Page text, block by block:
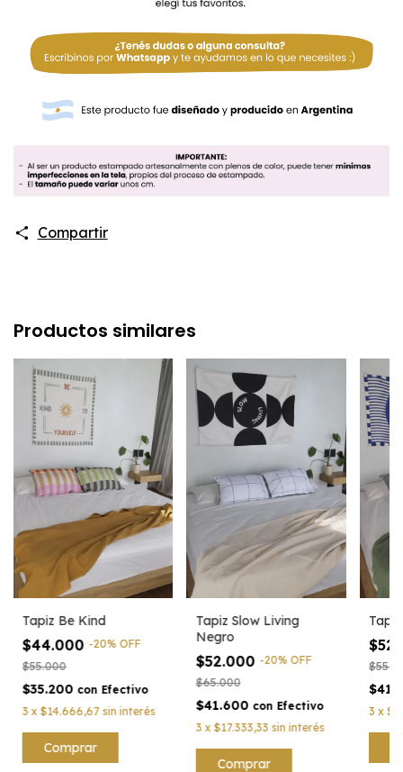
Compartir
Productos similares
Tapiz Be Kind
$44.000 -20% OFF
$55.000
$35.200 con Efectivo
3 x$14.666,67 sin interés
Tapiz Slow Living
Negro
$52.000 -20% OFF
$65.000
$41.600 con Efectivo
3 x$17.333,33 sin interés
3 x